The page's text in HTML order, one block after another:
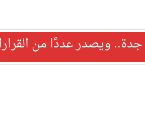
ويصدر عددًا من